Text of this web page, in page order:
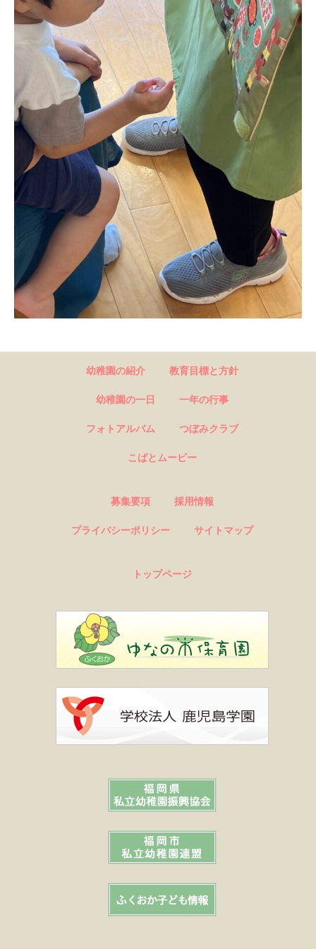
幼稚園の紹介 教育目標と方針
幼稚園の一日 一年の行事
フォトアルバム つぼみクラブ
こばとムービー
募集要項 採用情報
プライバシーポリシー サイトマップ
トップページ